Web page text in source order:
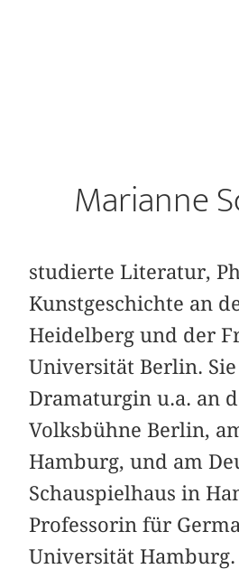
Marianne
studierte Literatur,
Kunstgeschichte an
Heidelberg und der
Universität Berlin.
Dramaturgin u.a. an
Volksbühne Berlin,
Hamburg, und am
Schauspielhaus in
Professorin für
Universität Hamburg.